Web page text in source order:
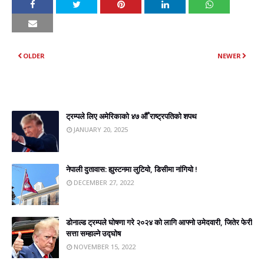
NEWER
OLDER
ट्रम्पले लिए अमेरिकाको ४७ औँ राष्ट्रपतिको शपथ
JANUARY 20, 2025
नेपाली दुतावास: ह्युस्टनमा लुटियो, डिसीमा नांगियो !
DECEMBER 27, 2022
डोनाल्ड ट्रम्पले घोषणा गरे २०२४ को लागि आफ्नो उमेदवारी, जितेर फेरी
सत्ता सम्हाल्ने उद्घोष
NOVEMBER 15, 2022